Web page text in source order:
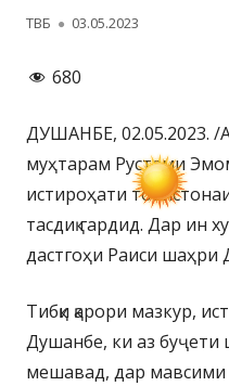
Автор
ТВБ Опубликовано
03.05.2023
680
ДУШАНБЕ, 02.05.2023. /
муҳтарам Рустами
истироҳати
тасдиқ гардид. Дар ин
дастгоҳи Раиси шаҳри
Тибқи қарори мазкур,
Душанбе, ки аз
мешавад, дар мавсими